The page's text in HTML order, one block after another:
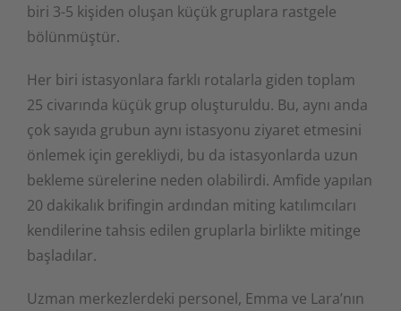
biri 3-5 kişiden oluşan küçük gruplara rastgele
bölünmüştür.
Her biri istasyonlara farklı rotalarla giden toplam
25 civarında küçük grup oluşturuldu. Bu, aynı anda
çok sayıda grubun aynı istasyonu ziyaret etmesini
önlemek için gerekliydi, bu da istasyonlarda uzun
bekleme sürelerine neden olabilirdi. Amfide yapılan
20 dakikalık brifingin ardından miting katılımcıları
kendilerine tahsis edilen gruplarla birlikte mitinge
başladılar.
Uzman merkezlerdeki personel, Emma ve Lara’nın